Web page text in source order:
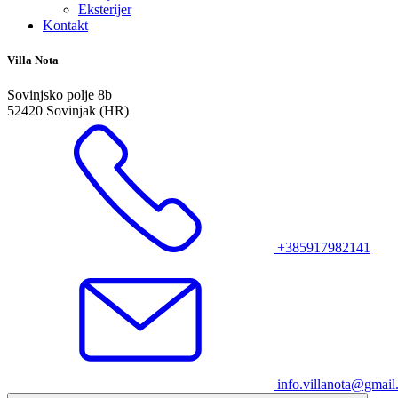
Eksterijer
Kontakt
Villa Nota
Sovinjsko polje 8b
52420 Sovinjak (HR)
+385917982141